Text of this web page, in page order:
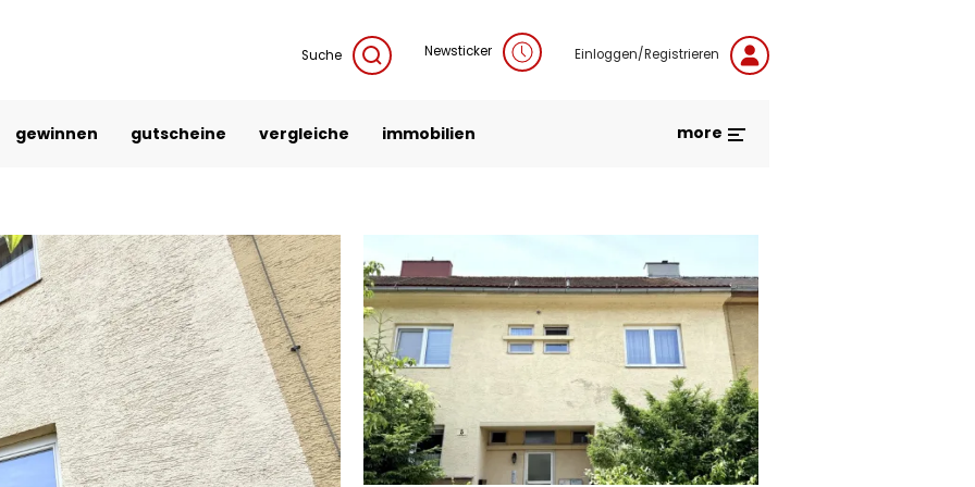
Suche Newsticker Einloggen/Registrieren
gewinnen gutscheine vergleiche immobilien more